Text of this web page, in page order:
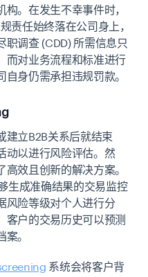
。在发生不幸事件时，
责任始终落在公司身上，
职调查 (CDD) 所需信息只
而对业务流程和标准进行
身仍需承担违规罚款。
建立B2B关系后就结束
动以进行风险评估。然
效且创新的解决方案。
生成准确结果的交易监控
风险等级对个人进行分
客户的交易历史可以预测
。
系统会将客户背